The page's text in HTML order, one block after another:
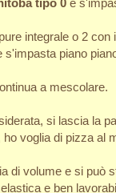
tipo 0 e
integrale o 2 con
piano
a mescolare.
si lascia la
voglia di pizza al
di volume e si può
e ben